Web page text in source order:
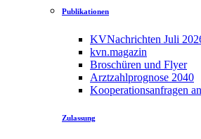
Publikationen
KVNachrichten Juli
kvn.magazin
Broschüren und Flyer
Arztzahlprognose 2040
Kooperationsanfragen
Zulassung